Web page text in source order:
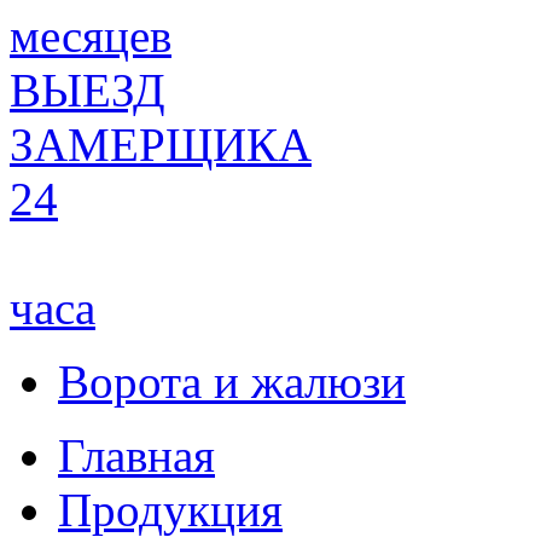
месяцев
ВЫЕЗД
ЗАМЕРЩИКА
24
часа
Ворота и жалюзи
Главная
Продукция